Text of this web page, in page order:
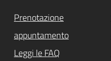
Prenotazione
appuntamento
Leggi le FAQ